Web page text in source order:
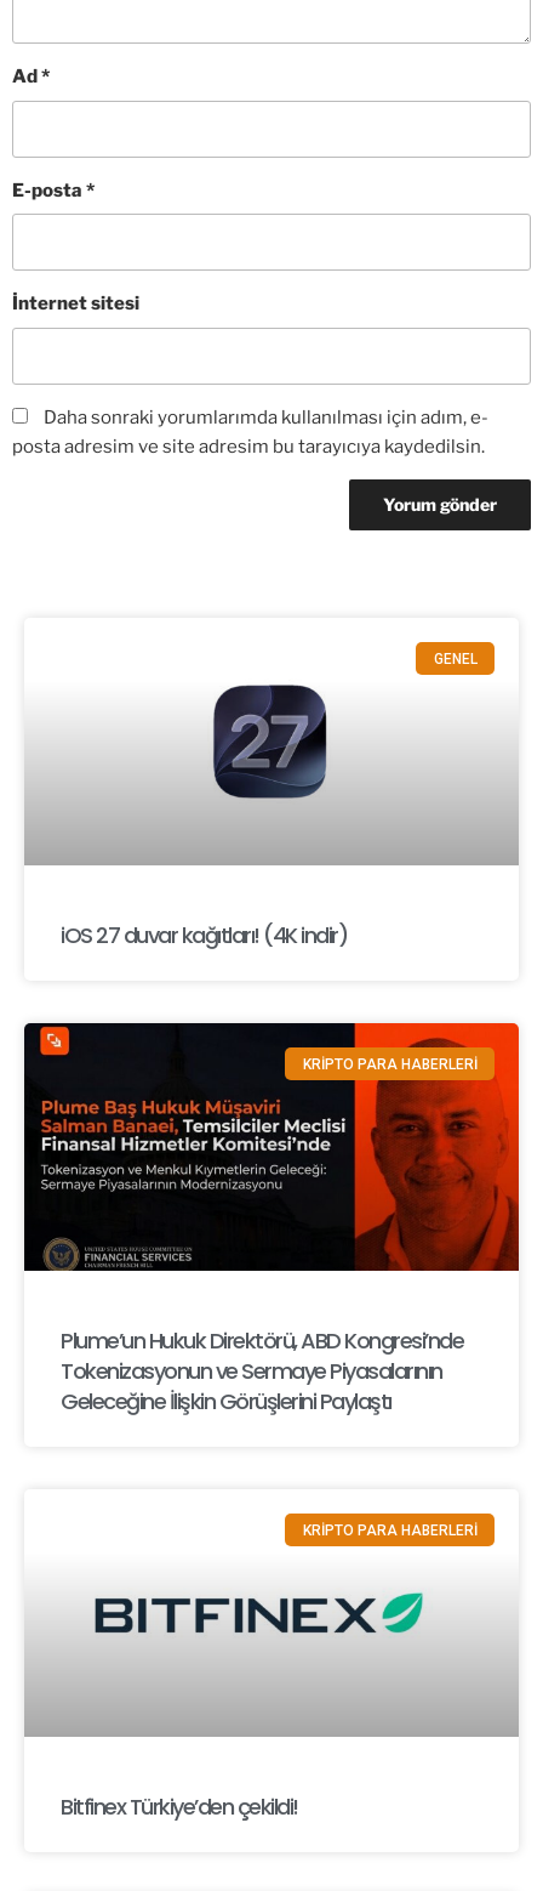
Ad *
E-posta *
İnternet sitesi
Daha sonraki yorumlarımda kullanılması için adım, e-
posta adresim ve site adresim bu tarayıcıya kaydedilsin.
GENEL
iOS 27 duvar kağıtları! (4K indir)
KRİPTO PARA HABERLERİ
Plume’un Hukuk Direktörü, ABD Kongresi’nde
Tokenizasyonun ve Sermaye Piyasalarının
Geleceğine İlişkin Görüşlerini Paylaştı
KRİPTO PARA HABERLERİ
Bitfinex Türkiye’den çekildi!